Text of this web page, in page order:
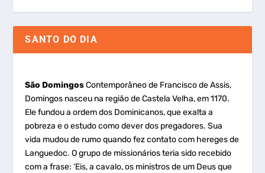
SANTO DO DIA
São DomingosContemporâneo de Francisco de Assis,
Domingos nasceu na região de Castela Velha, em 1170.
Ele fundou a ordem dos Dominicanos, que exalta a
pobreza e o estudo como dever dos pregadores. Sua
vida mudou de rumo quando fez contato com hereges de
Languedoc. O grupo de missionários teria sido recebido
com a frase: ‘Eis, a cavalo, os ministros de um Deus que